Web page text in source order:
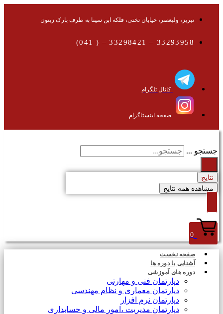
تبریز، ولیعصر، خیابان تختی، فلکه ابن سینا به طرف پارک زیتون
33293958 – 33298421 – ( 041)
کانال تلگرام
صفحه اینستاگرام
جستجو ...
نتایج
مشاهده همه نتایج
0
صفحه نخست
آشنایی با دوره ها
دوره های آموزشی
دپارتمان فنی و مهارتی
دپارتمان معماری و نظام مهندسی
دپارتمان نرم افزار
دپارتمان مدیریت ،امور مالی و حسابداری